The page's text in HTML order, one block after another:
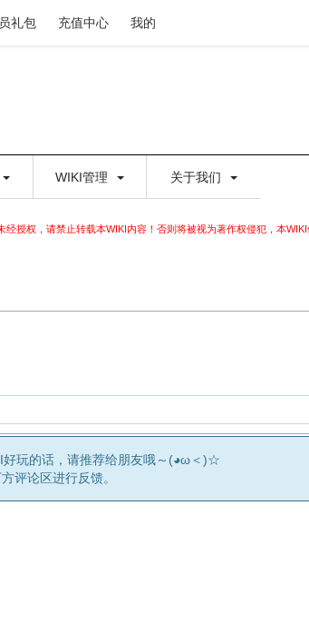
礼包 充值中心 我的
WIKI管理 关于我们
授权，请禁止转载本WIKI内容！否则将被视为著作权侵犯，本WIKI
好玩的话，请推荐给朋友哦～(◕ω＜)☆
评论区进行反馈。